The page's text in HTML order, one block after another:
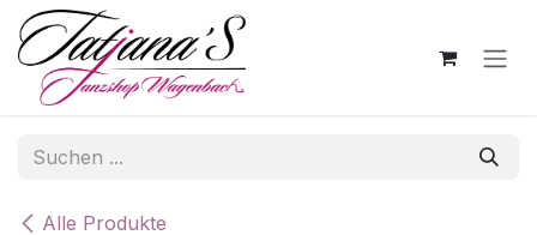
Zum Inhalt springen
Alle Produkte